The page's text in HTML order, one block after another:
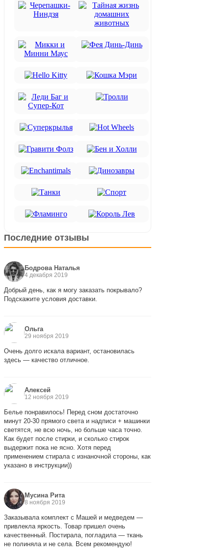
Последние отзывы
Бодрова Наталья
4 декабря 2019
Добрый день, как я могу заказать покрывало?
Подскажите условия доставки.
Ольга
29 ноября 2019
Очень долго искала вариант, остановилась
здесь — качество отличное.
Алексей
12 ноября 2019
Белье понравилось! Перед сном достаточно
минут 20-30 прямого света и надписи + машинки
светятся, не всю ночь, но больше часа точно.
Как будет после стирки, и сколько стирок
выдержит пока не ясно. Хотя перед
применением стирала с изнаночной стороны, как
указано в инструкции))
Мусина Рита
8 ноября 2019
Заказывала комплект с Машей и медведем —
привлекла яркость. Товар пришел очень
качественный. Постирала, погладила — ткань
не полиняла и не села. Всем рекомендую!